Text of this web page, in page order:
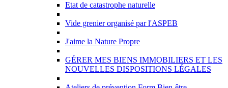
Etat de catastrophe naturelle
Vide grenier organisé par l'ASPEB
J'aime la Nature Propre
GÉRER MES BIENS IMMOBILIERS ET LES
NOUVELLES DISPOSITIONS LÉGALES